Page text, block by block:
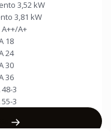
3,52 kW
3,81 kW
A++/A+
18
24
30
36
3
3